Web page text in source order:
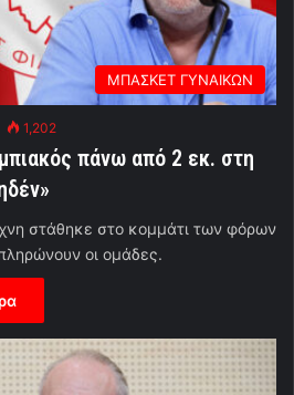
ΜΠΑΣΚΕΤ ΓΥΝΑΙΚΩΝ
1,202
πάνω από 2 εκ. στη
στάθηκε στο κομμάτι των φόρων
οι ομάδες.